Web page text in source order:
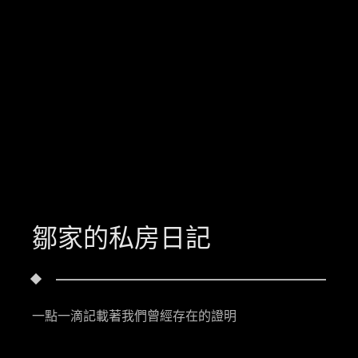
鄒家的私房日記
一點一滴記載著我們曾經存在的證明